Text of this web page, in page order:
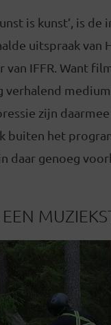
is kunst’, is de
uitspraak van
van IFFR. Want
verhalend
zijn
buiten het
daar genoeg